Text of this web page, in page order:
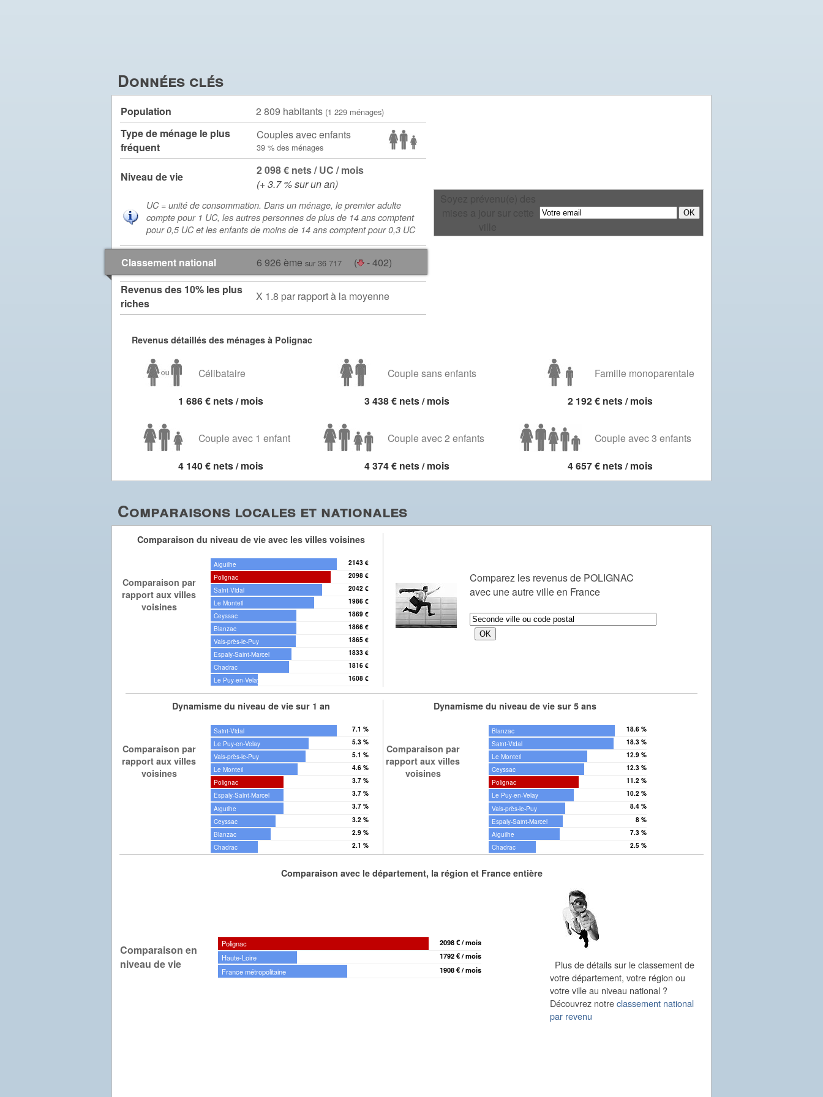
Données clés
Population 2 809 habitants (1 229 ménages)
Type de ménage le plus
fréquent
Couples avec enfants
39 % des ménages
Niveau de vie
2 098 € nets / UC / mois
(+ 3.7 % sur un an)
UC = unité de consommation. Dans un ménage, le premier adulte
compte pour 1 UC, les autres personnes de plus de 14 ans comptent
pour 0,5 UC et les enfants de moins de 14 ans comptent pour 0,3 UC
Classement national 6 926 ème sur 36 717 (
- 402)
Revenus des 10% les plus
riches
X 1.8 par rapport à la moyenne
Revenus détaillés des ménages à Polignac
Célibataire Couple sans enfants Famille monoparentale
1 686 € nets / mois 3 438 € nets / mois 2 192 € nets / mois
Couple avec 1 enfant Couple avec 2 enfants Couple avec 3 enfants
4 140 € nets / mois 4 374 € nets / mois 4 657 € nets / mois
Comparaisons locales et nationales
Comparaison du niveau de vie avec les villes voisines
Comparaison par
rapport aux villes
voisines
Aiguilhe 2143 €
Polignac 2098 €
Saint-Vidal 2042 €
Le Monteil 1986 €
Ceyssac 1869 €
Blanzac 1866 €
Vals-près-le-Puy 1865 €
Espaly-Saint-Marcel 1833 €
Chadrac 1816 €
Le Puy-en-Velay 1608 €
Comparez les revenus de POLIGNAC
avec une autre ville en France
Dynamisme du niveau de vie sur 1 an
Comparaison par
rapport aux villes
voisines
Saint-Vidal 7.1 %
Le Puy-en-Velay 5.3 %
Vals-près-le-Puy 5.1 %
Le Monteil 4.6 %
Polignac 3.7 %
Espaly-Saint-Marcel 3.7 %
Aiguilhe 3.7 %
Ceyssac 3.2 %
Blanzac 2.9 %
Chadrac 2.1 %
Dynamisme du niveau de vie sur 5 ans
Comparaison par
rapport aux villes
voisines
Blanzac 18.6 %
Saint-Vidal 18.3 %
Le Monteil 12.9 %
Ceyssac 12.3 %
Polignac 11.2 %
Le Puy-en-Velay 10.2 %
Vals-près-le-Puy 8.4 %
Espaly-Saint-Marcel 8 %
Aiguilhe 7.3 %
Chadrac 2.5 %
Comparaison avec le département, la région et France entière
Comparaison en
niveau de vie
Polignac
2098 € / mois
Haute-Loire
1792 € / mois
France métropolitaine
1908 € / mois
Plus de détails sur le classement de
votre département, votre région ou
votre ville au niveau national ?
Découvrez notreclassement national
par revenu